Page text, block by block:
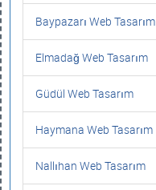
Baypazarı Web Tasarım
Elmadağ Web Tasarım
Güdül Web Tasarım
Haymana Web Tasarım
Nallıhan Web Tasarım